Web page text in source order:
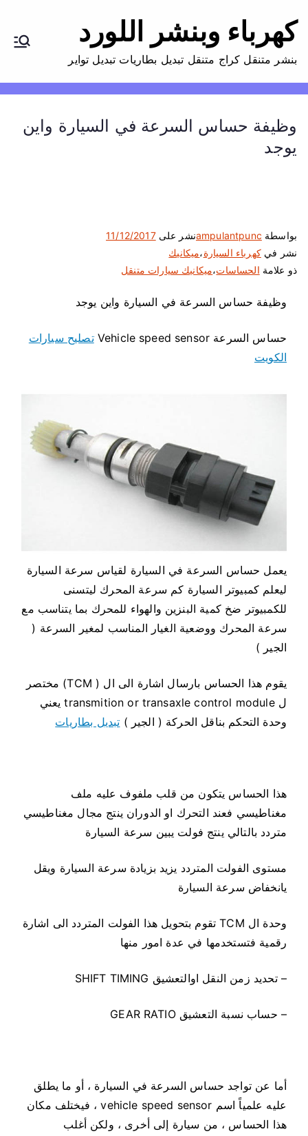
إ
كهرباء وبنشر اللورد
بنشر متنقل كراج متنقل تبديل بطاريات تبديل تواير
وظيفة حساس السرعة في السيارة واين
يوجد
بواسطة ampulantpuncنشر على11/12/2017
نشر فيكهرباء السيارة،ميكانيك
ذو علامة الحساسات،ميكانيك سيارات متنقل
وظيفة حساس السرعة في السيارة واين يوجد
حساس السرعة Vehicle speed sensor
تصليح سيارات
الكويت
يعمل حساس السرعة في السيارة لقياس سرعة السيارة
ليعلم كمبيوتر السيارة كم سرعة المحرك ليتسنى
للكمبيوتر ضخ كمية البنزين والهواء للمحرك بما يتناسب مع
سرعة المحرك ووضعية الغيار المناسب لمغير السرعة (
الجير )
يقوم هذا الحساس بارسال اشارة الى ال ( TCM) مختصر
ل transmition or transaxle control module يعني
وحدة التحكم بناقل الحركة ( الجير ) تبديل بطاريات
هذا الحساس يتكون من قلب ملفوف عليه ملف
مغناطيسي فعند التحرك او الدوران ينتج مجال مغناطيسي
متردد بالتالي ينتج فولت يبين سرعة السيارة
مستوى الفولت المتردد يزيد بزيادة سرعة السيارة ويقل
يانخفاض سرعة السيارة
وحدة ال TCM تقوم بتحويل هذا الفولت المتردد الى اشارة
رقمية فتستخدمها في عدة امور منها
– تحديد زمن النقل اوالتعشيق SHIFT TIMING
– حساب نسبة التعشيق GEAR RATIO
أما عن تواجد حساس السرعة في السيارة ، أو ما يطلق
عليه علمياً اسم vehicle speed sensor ، فيختلف مكان
هذا الحساس ، من سيارة إلى أخرى ، ولكن أغلب